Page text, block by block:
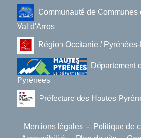
Communauté de Communes
Val d'Arros
Région Occitanie /
Département
Pyrénées
Préfecture des Hautes-
Mentions légales - Politique de